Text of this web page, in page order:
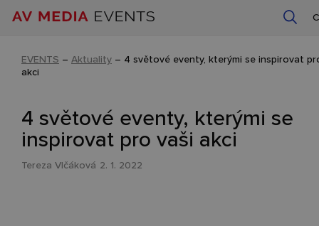
EVENTS – Aktuality – 4 světové eventy, kterými se inspirovat
akci
4 světové eventy, kterými se
inspirovat pro vaši akci
Tereza Vlčáková 2. 1. 2022